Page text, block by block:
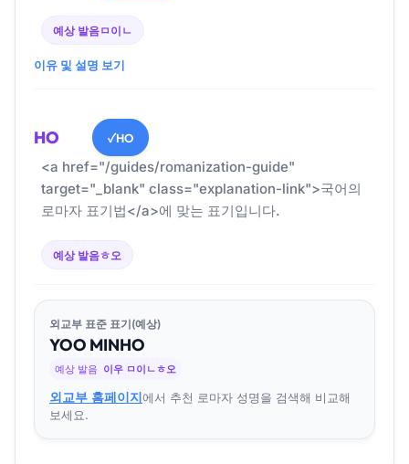
예상 발음ㅁ이ㄴ
이유 및 설명 보기
HO ✓HO
<a href="/guides/romanization-guide"
target="_blank" class="explanation-link">국어의
로마자 표기법</a>에 맞는 표기입니다.
예상 발음ㅎ오
외교부 표준 표기(예상)
YOO MINHO
예상 발음 이우 ㅁ이ㄴㅎ오
외교부 홈페이지에서 추천 로마자 성명을 검색해 비교해
보세요.